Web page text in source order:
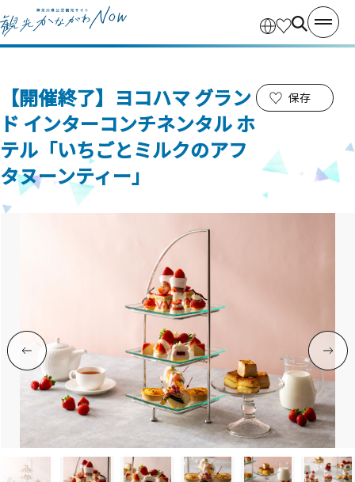
【開催終了】ヨコハマ グラン
ド インターコンチネンタル ホ
テル「いちごとミルクのアフ
タヌーンティー」
保存